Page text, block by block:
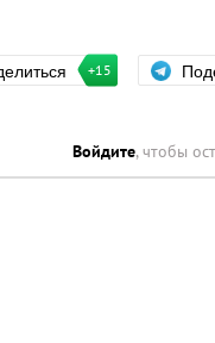
+15
Войдите, чтобы